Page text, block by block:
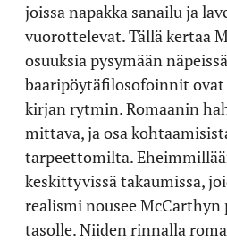
joissa napakka sanailu ja
vuorottelevat. Tällä kertaa
osuuksia pysymään
baaripöytäfilosofoinnit ovat
kirjan rytmin. Romaanin
mittava, ja osa
tarpeettomilta.
keskittyvissä takaumissa,
realismi nousee
tasolle. Niiden rinnalla